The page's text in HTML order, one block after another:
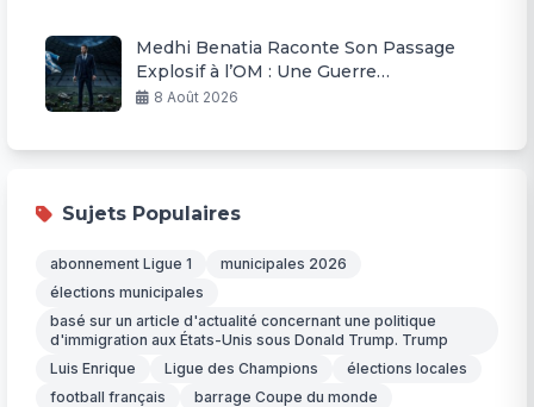
Medhi Benatia Raconte Son Passage
Explosif à l’OM : Une Guerre
Permanente
8 Août 2026
Sujets Populaires
abonnement Ligue 1
municipales 2026
élections municipales
basé sur un article d'actualité concernant une politique
d'immigration aux États-Unis sous Donald Trump. Trump
Luis Enrique
Ligue des Champions
élections locales
football français
barrage Coupe du monde